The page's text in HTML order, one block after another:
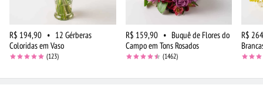
R$ 194,90 • 12 Gérberas
Coloridas em Vaso
(123)
R$ 159,90 • Buquê de Flores do
Campo em Tons Rosados
(1462)
R$